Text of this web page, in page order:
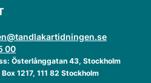
00
Österlånggatan 43, Stockholm
1217, 111 82 Stockholm